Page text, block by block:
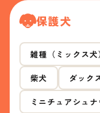
保護犬
雑種（ミックス犬
柴犬 ダック
ミニチュアシュ